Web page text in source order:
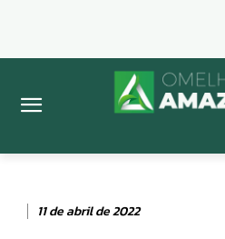
11 de abril de 2022